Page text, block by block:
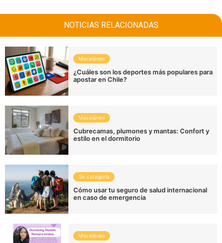
NOTICIAS RELACIONADAS
Misceláneo
¿Cuáles son los deportes más populares para
apostar en Chile?
Misceláneo
Cubrecamas, plumones y mantas: Confort y
estilo en el dormitorio
Sin categoría
Cómo usar tu seguro de salud internacional
en caso de emergencia
Misceláneo